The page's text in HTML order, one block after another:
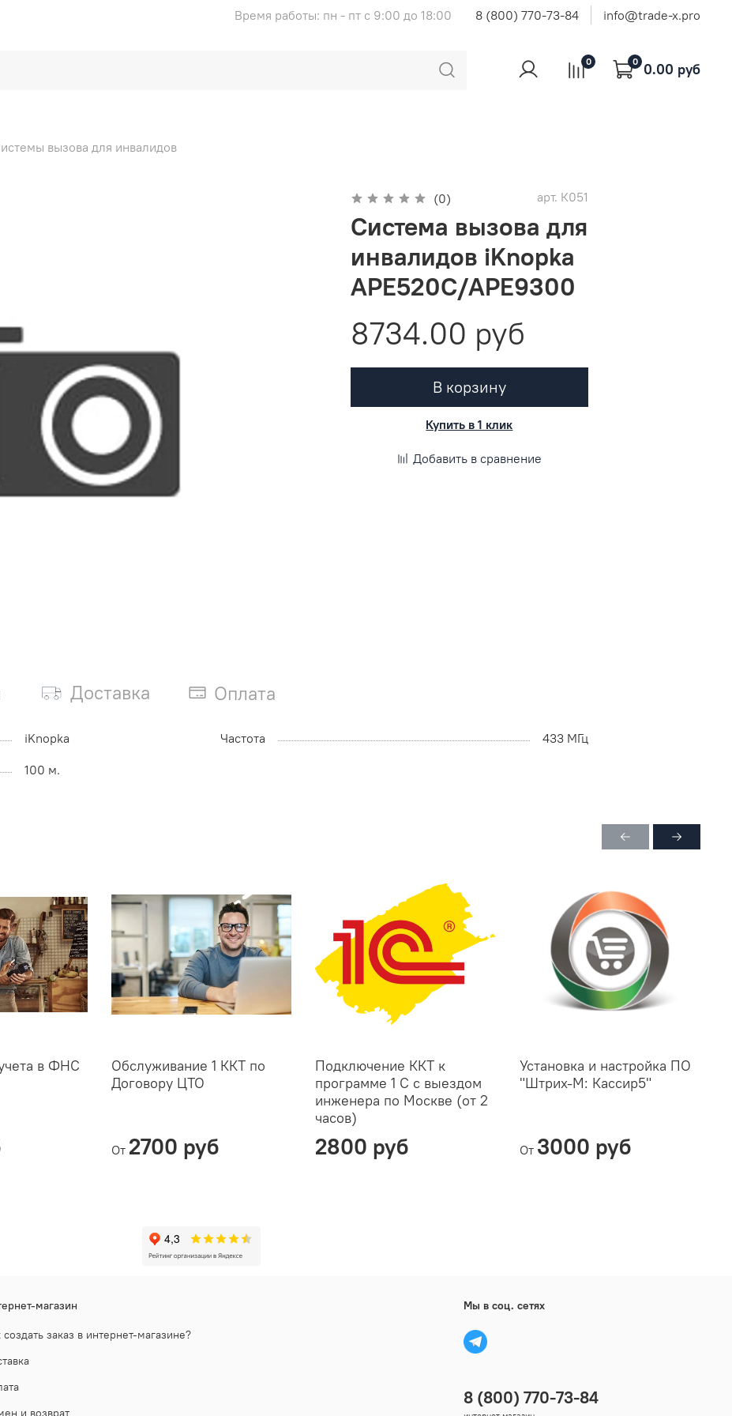
Время работы: пн - пт с 9:00 до 18:00 8 (800) 770-73-84 info@trade-x.pro
0 0 0.00 руб
вызова для инвалидов
(0) арт. К051
Система вызова для
инвалидов iKnopka
APE520C/APE9300
8734.00 руб
В корзину
Купить в 1 клик
Добавить в сравнение
Доставка Оплата
iKnopka Частота
433 МГц
100 м.
в ФНС
Обслуживание 1 ККТ по
Договору ЦТО
От 2700 руб
Подключение ККТ к
программе 1 С с выездом
инженера по Москве (от 2
часов)
2800 руб
Установка и настройка ПО
"Штрих-М: Кассир5"
От 3000 руб
магазин
создать заказ в интернет-магазине?
и возврат
Мы в соц. сетях
8 (800) 770-73-84